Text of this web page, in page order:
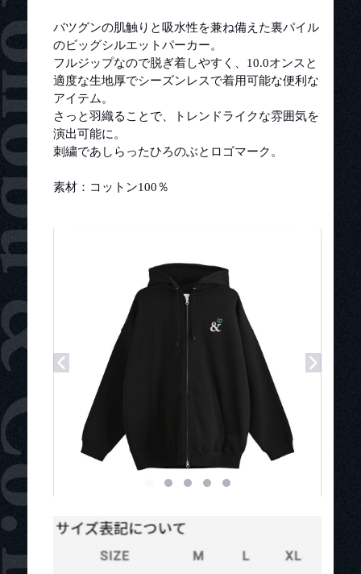
バツグンの肌触りと吸水性を兼ね備えた裏パイル
のビッグシルエットパーカー。
フルジップなので脱ぎ着しやすく、10.0オンスと
適度な生地厚でシーズンレスで着用可能な便利な
アイテム。
さっと羽織ることで、トレンドライクな雰囲気を
演出可能に。
刺繍であしらったひろのぶとロゴマーク。
素材：コットン100％